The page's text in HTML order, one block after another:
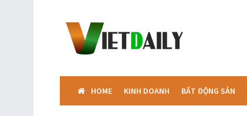
HOME KINH DOANH BẤT ĐỘNG SẢN